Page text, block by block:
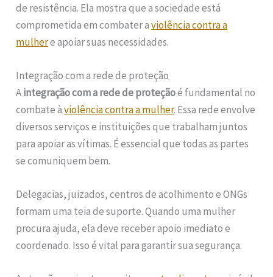
de resistência. Ela mostra que a sociedade está
comprometida em combater aviolência contra a
mulhere apoiar suas necessidades.
Integração com a rede de proteção
Aintegração com a rede de proteçãoé fundamental no
combate àviolência contra a mulher. Essa rede envolve
diversos serviços e instituições que trabalham juntos
para apoiar as vítimas. É essencial que todas as partes
se comuniquem bem.
Delegacias, juizados, centros de acolhimento e ONGs
formam uma teia de suporte. Quando uma mulher
procura ajuda, ela deve receber apoio imediato e
coordenado. Isso é vital para garantir sua segurança.